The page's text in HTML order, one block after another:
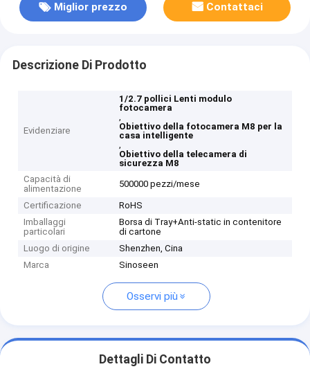
Miglior prezzo Contattaci
Descrizione Di Prodotto
Evidenziare
1/2.7 pollici Lenti modulo
fotocamera
,
Obiettivo della fotocamera M8 per la
casa intelligente
,
Obiettivo della telecamera di
sicurezza M8
Capacità di
alimentazione
500000 pezzi/mese
Certificazione
RoHS
Imballaggi
particolari
Borsa di Tray+Anti-static in contenitore
di cartone
Luogo di origine
Shenzhen, Cina
Marca
Sinoseen
Osservi più
Dettagli Di Contatto